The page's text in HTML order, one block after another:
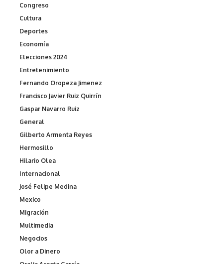
Congreso
Cultura
Deportes
Economía
Elecciones 2024
Entretenimiento
Fernando Oropeza Jimenez
Francisco Javier Ruiz Quirrín
Gaspar Navarro Ruiz
General
Gilberto Armenta Reyes
Hermosillo
Hilario Olea
Internacional
José Felipe Medina
Mexico
Migración
Multimedia
Negocios
Olor a Dinero